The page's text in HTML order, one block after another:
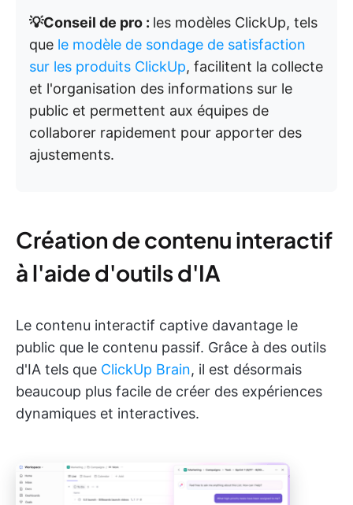
💡Conseil de pro : les modèles ClickUp, tels
que le modèle de sondage de satisfaction
sur les produits ClickUp, facilitent la collecte
et l'organisation des informations sur le
public et permettent aux équipes de
collaborer rapidement pour apporter des
ajustements.
Création de contenu interactif
à l'aide d'outils d'IA
Le contenu interactif captive davantage le
public que le contenu passif. Grâce à des outils
d'IA tels que ClickUp Brain, il est désormais
beaucoup plus facile de créer des expériences
dynamiques et interactives.